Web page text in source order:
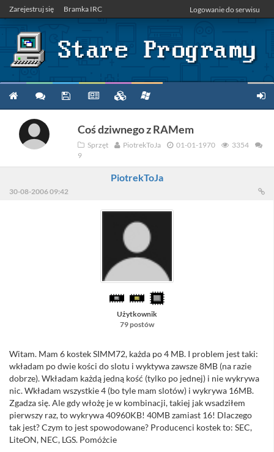
Zarejestruj się Bramka IRC Logowanie do serwisu
Coś dziwnego z RAMem
Sprzęt PiotrekToJa 01-01-1970
3354
9
PiotrekToJa
30-08-2006 09:42
Użytkownik
79 postów
Witam. Mam 6 kostek SIMM72, każda po 4 MB. I problem jest taki:
wkładam po dwie kości do slotu i wyktywa zawsze 8MB (na razie
dobrze). Wkładam każdą jedną kość (tylko po jednej) i nie wykrywa
nic. Wkładam wszystkie 4 (bo tyle mam slotów) i wykrywa 16MB.
Zgadza się. Ale gdy włożę je w kombinacji, takiej jak wsadziłem
pierwszy raz, to wykrywa 40960KB! 40MB zamiast 16! Dlaczego
tak jest? Czym to jest spowodowane? Producenci kostek to: SEC,
LiteON, NEC, LGS. Pomóżcie